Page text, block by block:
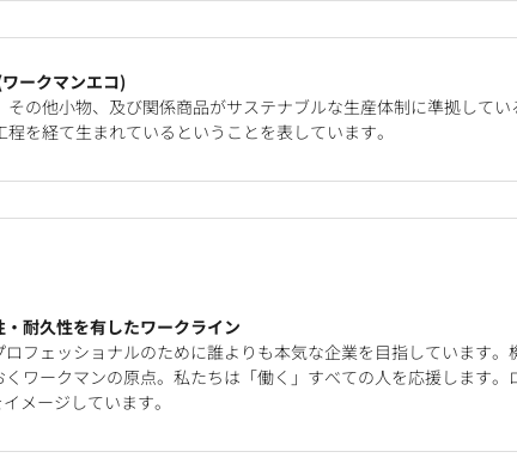
ークマンエコ)
その他小物、及び関係商品がサステナブルな生産体制に準拠して
を経て生まれているということを表しています。
耐久性を有したワークライン
フェッショナルのために誰よりも本気な企業を目指しています。
ワークマンの原点。私たちは「働く」すべての人を応援します。
メージしています。